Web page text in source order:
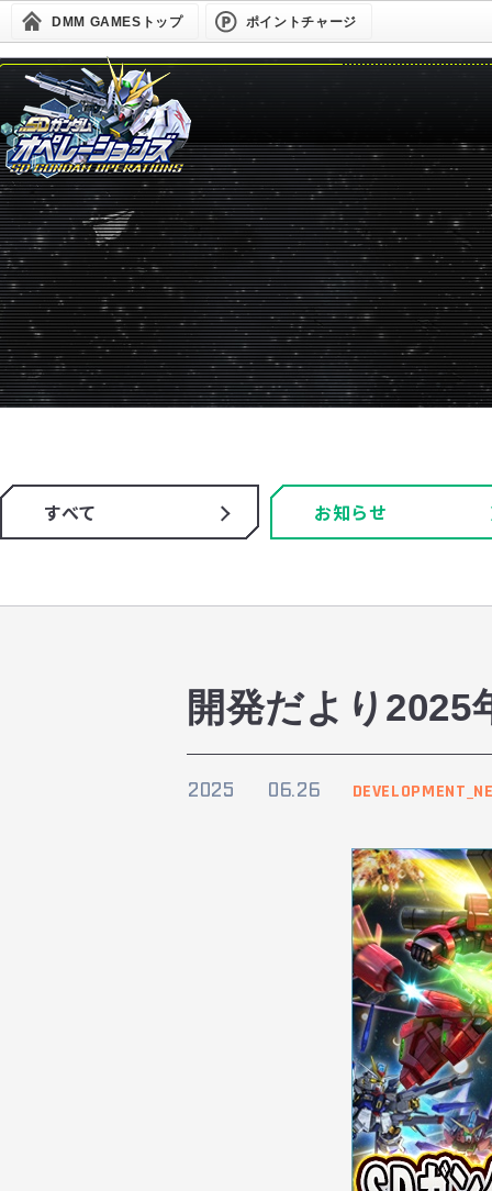
DMM GAMESトップ ポイントチャージ
すべて お知らせ
開発だより2025
2025 06.26